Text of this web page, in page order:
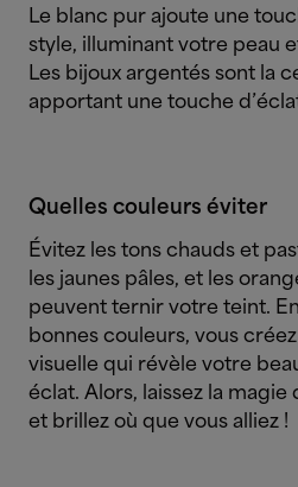
Le blanc pur ajoute une
style, illuminant votre peau
Les bijoux argentés sont la
apportant une touche
Quelles couleurs éviter
Évitez les tons chauds et
les jaunes pâles, et les
peuvent ternir votre teint.
bonnes couleurs, vous
visuelle qui révèle votre
éclat. Alors, laissez la
et brillez où que vous alliez !